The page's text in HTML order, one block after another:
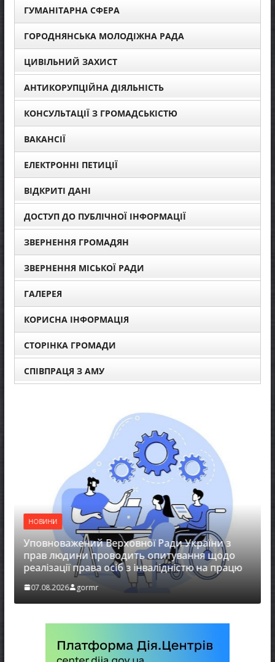
ГУМАНІТАРНА СФЕРА
ГОРОДНЯНСЬКА МОЛОДІЖНА РАДА
ЦИВІЛЬНИЙ ЗАХИСТ
АНТИКОРУПЦІЙНА ДІЯЛЬНІСТЬ
КОНСУЛЬТАЦІЇ З ГРОМАДСЬКІСТЮ
ВАКАНСІЇ
ЕЛЕКТРОННІ ПЕТИЦІЇ
ВІДКРИТІ ДАНІ
ДОСТУП ДО ПУБЛІЧНОЇ ІНФОРМАЦІЇ
ЗВЕРНЕННЯ ГРОМАДЯН
ЗВЕРНЕННЯ МІСЬКОЇ РАДИ
ГАЛЕРЕЯ
КОРИСНА ІНФОРМАЦІЯ
СТОРІНКА ГРОМАДИ
СПІВПРАЦЯ З АМУ
Верховної Ради України з
людини проводить опитування щодо
права осіб з інвалідністю на працю
gormr